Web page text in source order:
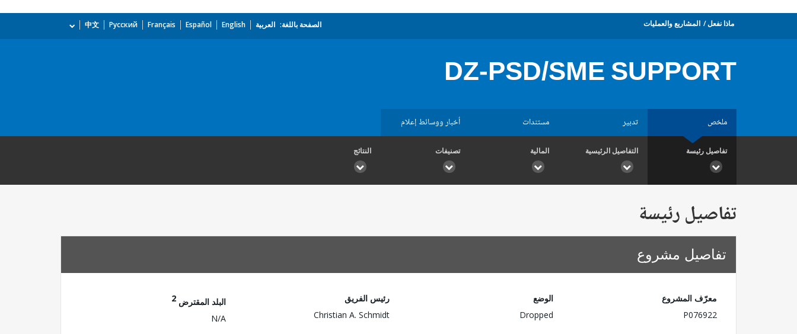
ماذا نفعل المشاريع والعمليات الصفحة باللغة: العربية English
Español
Français
Русский
中文
DZ-PSD/SME SUPPORT
ملخص تدبير مستندات أخبار ووسائط إعلام
تفاصيل رئيسة التفاصيل الرئيسية المالية تصنيفات النتائج
تفاصيل رئيسة
تفاصيل مشروع
معرّف المشروع
P076922
الوضع
Dropped
رئيس الفريق
Christian A. Schmidt
البلد المقترض 2
N/A